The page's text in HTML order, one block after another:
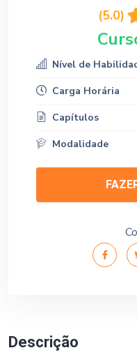
Descrição
(5.0)
Nível de
Carga Horária
Capítulos
Modalidade